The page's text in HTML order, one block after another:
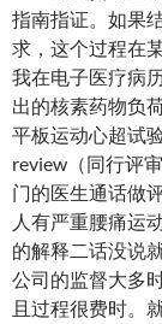
指南指证。如果
求，这个过程在
我在电子医疗病
出的核素药物负
平板运动心超试
review（同行评
门的医生通话做
人有严重腰痛运
的解释二话没说
公司的监督大多
且过程很费时。